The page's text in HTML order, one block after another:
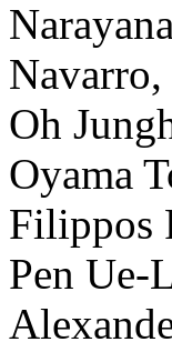
Navarro,
Oh
Oyama
Filippos
Pen Ue-